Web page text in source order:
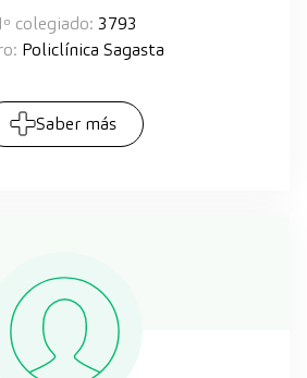
colegiado: 3793
Policlínica Sagasta
Saber más